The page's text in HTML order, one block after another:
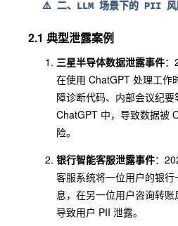
⚠️ 二、LLM 场景下的 PII 风
2.1 典型泄露案例
三星半导体数据泄露事件
在使用 ChatGPT 处理工作
障诊断代码、内部会议纪
ChatGPT 中，导致数据被
险。
银行智能客服泄露事件：
客服系统将一位用户的银
息，在另一位用户咨询转账
导致用户 PII 泄露。